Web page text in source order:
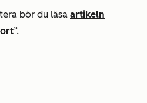
bör du läsa artikeln
”.